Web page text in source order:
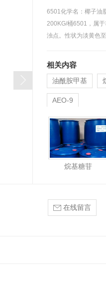
6501化学名：椰子油
200KG/桶6501，属
浊点。性状为淡黄色
相关内容
油酰胺甲基
AEO-9
烷基糖苷
在线留言